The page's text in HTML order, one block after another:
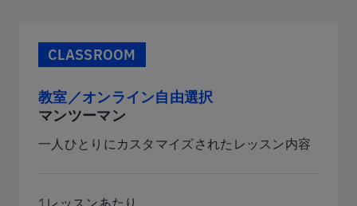
CLASSROOM
教室／オンライン自由選択
マンツーマン
一人ひとりにカスタマイズされたレッスン内容
1レッスンあたり